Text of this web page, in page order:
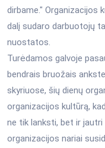
dirbame." Organizacijos
dalį sudaro darbuotojų
nuostatos.
Turėdamos galvoje
bendrais bruožais
skyriuose, šių dienų
organizacijos kultūrą,
ne tik lanksti, bet ir jautri
organizacijos nariai